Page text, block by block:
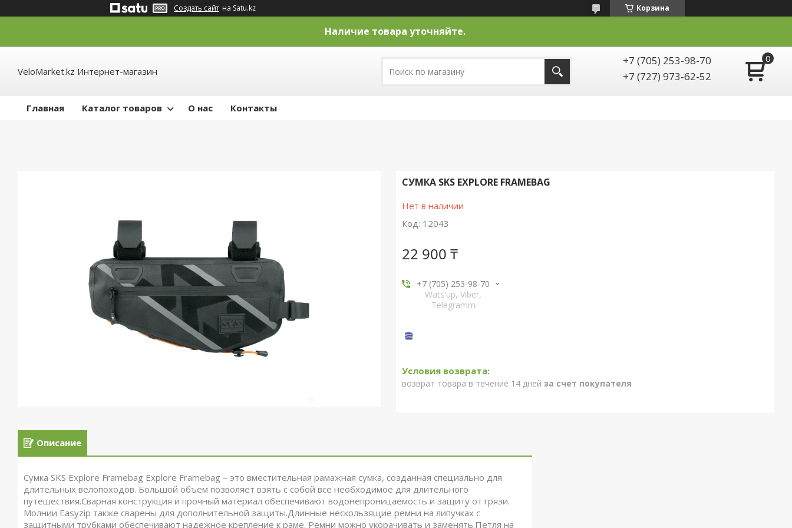
Создать сайт на Satu.kz Корзина
Наличие товара уточняйте.
VeloMarket.kz Интернет-магазин
+7 (705) 253-98-70
+7 (727) 973-62-52
Главная Каталог товаров О нас Контакты
СУМКА SKS EXPLORE FRAMEBAG
Нет в наличии
Код: 12043
22 900 ₸
+7 (705) 253-98-70
Wats'up, Viber,
Telegramm
возврат товара в течение 14 дней за счет покупателя
Описание
Сумка SKS Explore Framebag Explore Framebag – это вместительная рамажная сумка, созданная специально для
длительных велопоходов. Большой объем позволяет взять с собой все необходимое для длительного
путешествия.Сварная конструкция и прочный материал обеспечивают водонепроницаемость и защиту от грязи.
Молнии Easyzip также сварены для дополнительной защиты.Длинные нескользящие ремни на липучках с
защитными трубками обеспечивают надежное крепление к раме. Ремни можно укорачивать и заменять.Петля на